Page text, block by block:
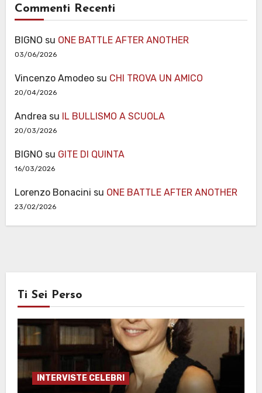
Commenti Recenti
BIGNO su ONE BATTLE AFTER ANOTHER
03/06/2026
Vincenzo Amodeosu CHI TROVA UN AMICO
20/04/2026
Andrea su IL BULLISMO A SCUOLA
20/03/2026
BIGNO su GITE DI QUINTA
16/03/2026
Lorenzo Bonacini su ONE BATTLE AFTER ANOTHER
23/02/2026
Ti Sei Perso
INTERVISTE CELEBRI